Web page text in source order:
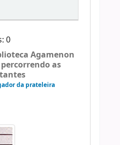
0
Agamenon
as
da prateleira